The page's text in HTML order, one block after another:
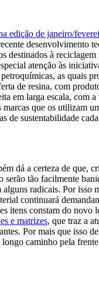
edição de janeiro/
desenvolvimento
destinados à reciclagem
atenção às
as quais
de resina, com
em larga escala, com
marcas que os utilizam
de sustentabilidade
dá a certeza de que,
serão tão facilmente
radicais. Por isso
continuará
itens constam do novo
e matrizes, que traz a
Por mais que isso
caminho pela